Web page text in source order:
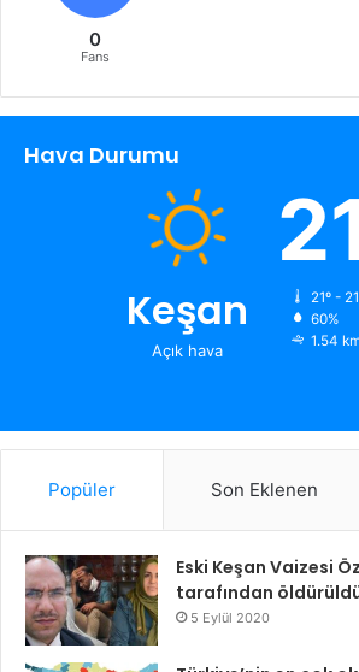
0
Fans
Hava Durumu
Keşan
Açık hava
21º -
60%
1.54
Popüler Son Eklenen
Eski Keşan Vaizesi
tarafından
5 Eylül 2020